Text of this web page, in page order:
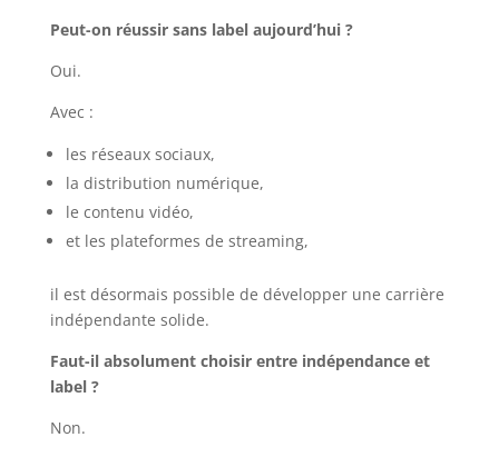
Peut-on réussir sans label aujourd’hui ?
Oui.
Avec :
les réseaux sociaux,
la distribution numérique,
le contenu vidéo,
et les plateformes de streaming,
il est désormais possible de développer une carrière
indépendante solide.
Faut-il absolument choisir entre indépendance et
label ?
Non.